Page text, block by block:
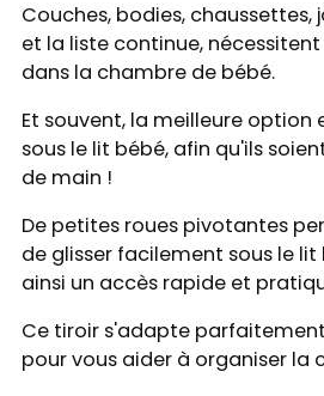
Couches, bodies, chaussettes,
et la liste continue,
dans la chambre de bébé.
Et souvent, la meilleure option
sous le lit bébé, afin qu'ils
de main !
De petites roues pivotantes
de glisser facilement sous le
ainsi un accès rapide et
Ce tiroir s'adapte
pour vous aider à organiser la